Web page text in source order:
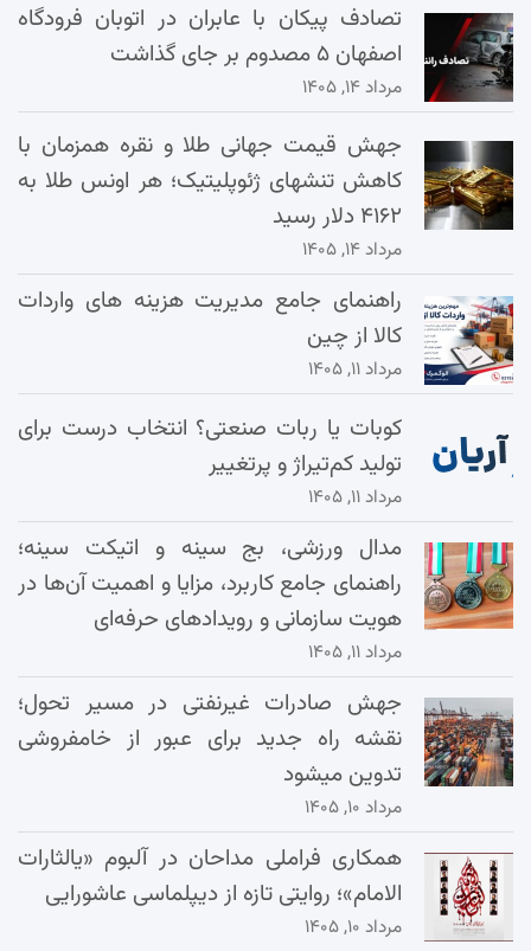
تصادف پیکان با عابران در اتوبان فرودگاه
اصفهان ۵ مصدوم بر جای گذاشت
مرداد ۱۴, ۱۴۰۵
جهش قیمت جهانی طلا و نقره همزمان با
کاهش تنشهای ژئوپلیتیک؛ هر اونس طلا به
۴۱۶۲ دلار رسید
مرداد ۱۴, ۱۴۰۵
راهنمای جامع مدیریت هزینه‌ های واردات
کالا از چین
مرداد ۱۱, ۱۴۰۵
کوبات یا ربات صنعتی؟ انتخاب درست برای
تولید کم‌تیراژ و پرتغییر
مرداد ۱۱, ۱۴۰۵
مدال ورزشی، بج سینه و اتیکت سینه؛
راهنمای جامع کاربرد، مزایا و اهمیت آن‌ها در
هویت سازمانی و رویدادهای حرفه‌ای
مرداد ۱۱, ۱۴۰۵
جهش صادرات غیرنفتی در مسیر تحول؛
نقشه راه جدید برای عبور از خامفروشی
تدوین میشود
مرداد ۱۰, ۱۴۰۵
همکاری فراملی مداحان در آلبوم «یالثارات
الامام»؛ روایتی تازه از دیپلماسی عاشورایی
مرداد ۱۰, ۱۴۰۵